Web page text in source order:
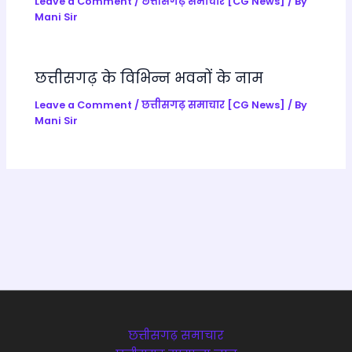
a
Mani Sir
छत्तीसगढ़ के विभिन्न भवनों के नाम
Leave a Comment /छत्तीसगढ़ समाचार [CG News] / By
Mani Sir
छत्तीसगढ़ समाचार